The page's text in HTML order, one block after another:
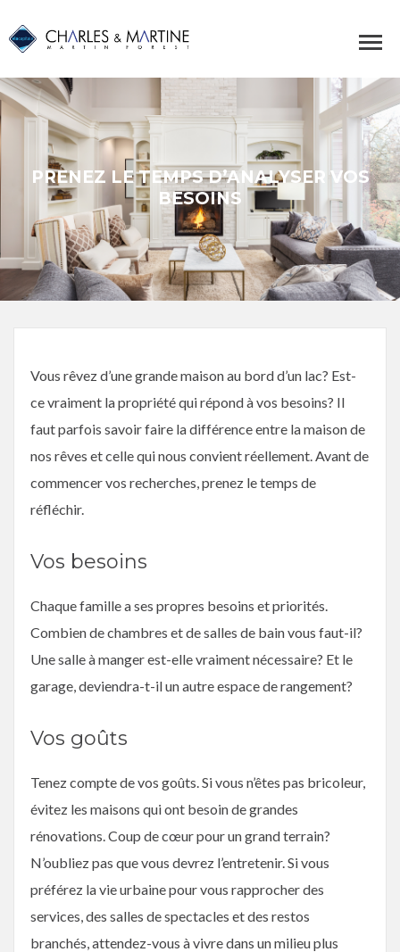
PRENEZ LE TEMPS D’ANALYSER VOS
BESOINS
Vous rêvez d’une grande maison au bord d’un lac? Est-
ce vraiment la propriété qui répond à vos besoins? Il
faut parfois savoir faire la différence entre la maison de
nos rêves et celle qui nous convient réellement. Avant de
commencer vos recherches, prenez le temps de
réfléchir.
Vos besoins
Chaque famille a ses propres besoins et priorités.
Combien de chambres et de salles de bain vous faut-il?
Une salle à manger est-elle vraiment nécessaire? Et le
garage, deviendra-t-il un autre espace de rangement?
Vos goûts
Tenez compte de vos goûts. Si vous n’êtes pas bricoleur,
évitez les maisons qui ont besoin de grandes
rénovations. Coup de cœur pour un grand terrain?
N’oubliez pas que vous devrez l’entretenir. Si vous
préférez la vie urbaine pour vous rapprocher des
services, des salles de spectacles et des restos
branchés, attendez-vous à vivre dans un milieu plus